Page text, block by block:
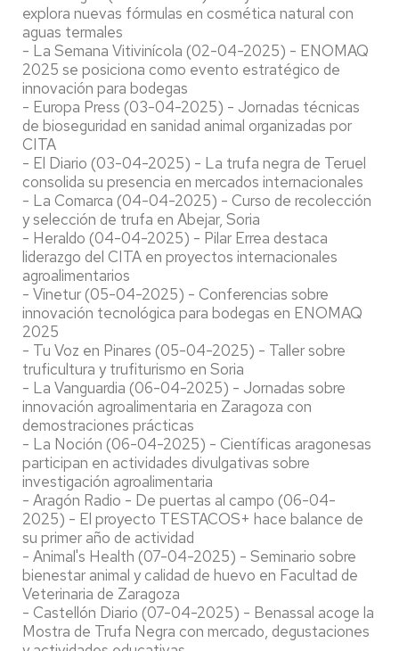
explora nuevas fórmulas en cosmética natural con
aguas termales
- La Semana Vitivinícola (02-04-2025) - ENOMAQ
2025 se posiciona como evento estratégico de
innovación para bodegas
- Europa Press (03-04-2025) - Jornadas técnicas
de bioseguridad en sanidad animal organizadas por
CITA
- El Diario (03-04-2025) - La trufa negra de Teruel
consolida su presencia en mercados internacionales
- La Comarca (04-04-2025) - Curso de recolección
y selección de trufa en Abejar, Soria
- Heraldo (04-04-2025) - Pilar Errea destaca
liderazgo del CITA en proyectos internacionales
agroalimentarios
- Vinetur (05-04-2025) - Conferencias sobre
innovación tecnológica para bodegas en ENOMAQ
2025
- Tu Voz en Pinares (05-04-2025) - Taller sobre
truficultura y trufiturismo en Soria
- La Vanguardia (06-04-2025) - Jornadas sobre
innovación agroalimentaria en Zaragoza con
demostraciones prácticas
- La Noción (06-04-2025) - Científicas aragonesas
participan en actividades divulgativas sobre
investigación agroalimentaria
- Aragón Radio - De puertas al campo (06-04-
2025) - El proyecto TESTACOS+ hace balance de
su primer año de actividad
- Animal's Health (07-04-2025) - Seminario sobre
bienestar animal y calidad de huevo en Facultad de
Veterinaria de Zaragoza
- Castellón Diario (07-04-2025) - Benassal acoge la
Mostra de Trufa Negra con mercado, degustaciones